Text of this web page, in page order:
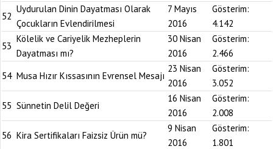
52
Uydurulan Dinin Dayatması Olarak
Çocukların Evlendirilmesi
7 Mayıs
2016
Gösterim:
4.142
53
Kölelik ve Cariyelik Mezheplerin
Dayatması mı?
30 Nisan
2016
Gösterim:
2.466
54 Musa Hızır Kıssasının Evrensel Mesajı
23 Nisan
2016
Gösterim:
3.052
55 Sünnetin Delil Değeri
16 Nisan
2016
Gösterim:
2.008
56 Kira Sertifikaları Faizsiz Ürün mü?
9 Nisan
2016
Gösterim:
1.801